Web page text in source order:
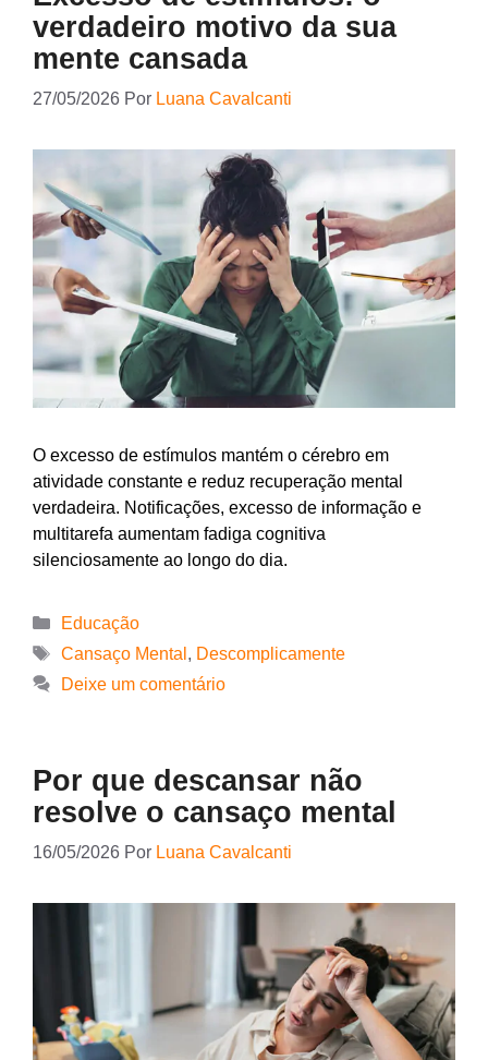
verdadeiro motivo da sua
mente cansada
27/05/2026 Por Luana Cavalcanti
O excesso de estímulos mantém o cérebro em
atividade constante e reduz recuperação mental
verdadeira. Notificações, excesso de informação e
multitarefa aumentam fadiga cognitiva
silenciosamente ao longo do dia.
Educação
Cansaço Mental , Descomplicamente
Deixe um comentário
Por que descansar não
resolve o cansaço mental
16/05/2026 Por Luana Cavalcanti